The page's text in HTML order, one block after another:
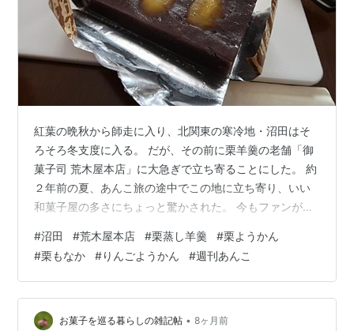
紅葉の晩秋から師走に入り、北関東の寒冷地・沼田はそ
ろそろ冬支度に入る。 だが、その前に栗羊羹の老舗「御
菓子司 荒木屋本店」に大急ぎで立ち寄ることにした。 約
２年前の夏、あんこ旅の途中でこの地に立ち寄り、いい
和菓子屋の多さにちょっと驚かされた。 今もファンが多
司かねもと」で涼やかな上生菓子と出会うなど、いくつ
かの店をはしごした。 そのとき心残りとなったのが今回
ご紹介する「荒木屋本店」です。 創業１２５年超の老舗
で、創業当時からつくり続けている「栗羊羹」をゲット
しそこなってしまった。 夏と冬の季節差があるが、今回
#沼田 #荒木屋本店 #栗蒸し羊羹 #栗ようかん
#栗もなか #りんごようかん #週刊あんこ
お菓子を巡る暮らしの雑記帖 • 8ヶ月前